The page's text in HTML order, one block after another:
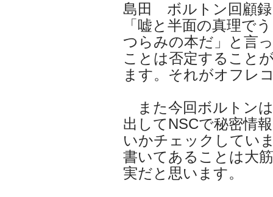
島田 ボルトン回顧録
「嘘と半面の真理で
つらみの本だ」と言
ことは否定すること
ます。それがオフレ
また今回ボルトン
出してNSCで秘密情
いかチェックしてい
書いてあることは大
実だと思います。